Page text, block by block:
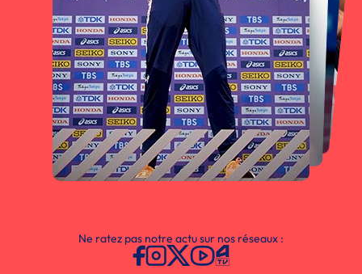
Ne ratez pas notre actu sur nos réseaux :